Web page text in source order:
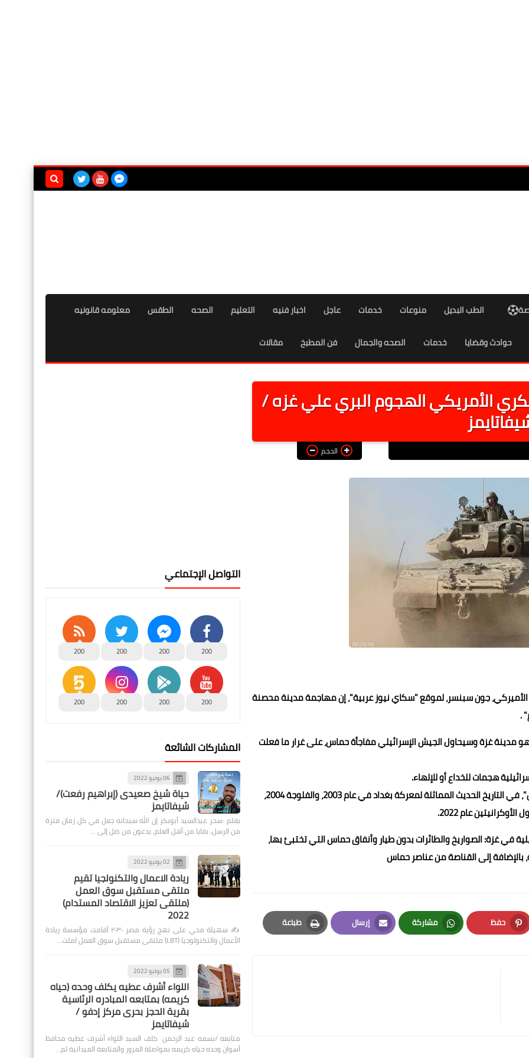
الطب البديل منوعات خدمات عاجل اخبار فنيه التعليم الصحه الطقس معلومه قانونيه
حوادث وقضايا خدمات الصحه والجمال فن المطبخ مقالات
الأمريكي الهجوم البري علي غزه /
الحجم
جون سبنسر، لموقع "سكاي نيوز عربية"، إن مهاجمة مدينة محصنة
.
مدينة غزة وسيحاول الجيش الإسرائيلي مفاجأة حماس، على غرار ما فعلت
هجمات للخداع أو للإلهاء.
و قال من المتوقع أن تشبه تلك المعركة سلسلة "معارك المدن"، في التاريخ الحديث المماثلة لمعركة بغداد في عام 2003، والفلوجة 2004،
في غزة: الصواريخ والطائرات بدون طيار وأنفاق حماس التي تختبئ بها،
بالإضافة إلى القناصة من عناصر حماس
حفظ
Pinterest
مشاركة
Whatsapp
إرسال
Email
طباعة
Print
التواصل الإجتماعي
200
200
200
200
200
200
200
200
المشاركات الشائعة
06 يونيو 2022
حياة شيخ صعيدى (إبراهيم رفعت)/
شيفاتايمز
بقلم :سحر عبدالسيد أبوبكر إن الله سبحانه جعل في كل زمان فترة
من الرسل، بقايا من أهل العلم، يدعون من ضل إلى …
02 يونيو 2022
ريادة الاعمال والتكنولجيا تقيم
ملتقى مستقبل سوق العمل
(ملتقى تعزيز الاقتصاد المستدام)
2022
✍️ سهيلة محي على نهج رؤية مصر ٢٠٣٠ أقامت مؤسسة ريادة
الأعمال والتكنولوجيا (LBT) ملتقى مستقبل سوق العمل (ملت…
05 يوليو 2022
اللواء أشرف عطيه يكلف وحده (حياه
كريمه) بمتابعه المبادره الرئاسية
بقرية الحجز بحرى مركز إدفو /
شيفاتايمز
متابعه /بسمه عبد الرحمن كلف السيد اللواء أشرف عطيه محافظ
أسوان وحده حياه كريمه بمواصلة المرور والمتابعة الميدانية لم…